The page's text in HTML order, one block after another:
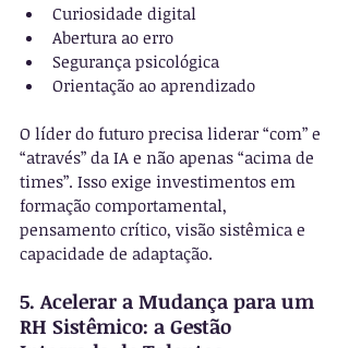
Curiosidade digital
Abertura ao erro
Segurança psicológica
Orientação ao aprendizado
O líder do futuro precisa liderar “com” e
“através” da IA e não apenas “acima de
times”. Isso exige investimentos em
formação comportamental,
pensamento crítico, visão sistêmica e
capacidade de adaptação.
5. Acelerar a Mudança para um
RH Sistêmico: a Gestão